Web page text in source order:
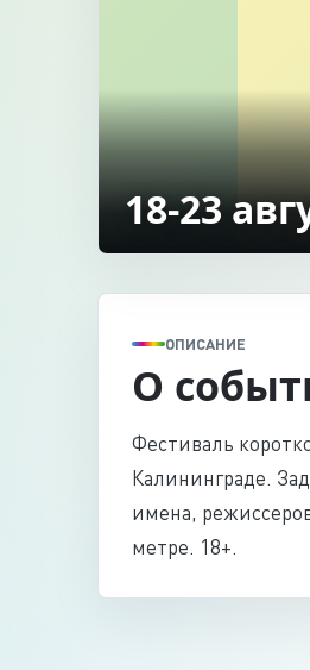
18-23
ОПИСАНИЕ
О
Фестиваль
Калининграде.
имена,
метре. 18+.